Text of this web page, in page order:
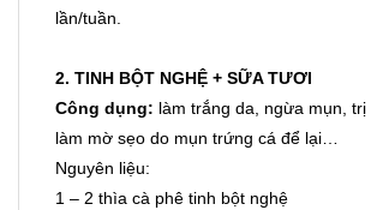
lần/tuần.
2. TINH BỘT NGHỆ + SỮA TƯƠI
Công dụng: làm trắng da, ngừa mụn,
làm mờ sẹo do mụn trứng cá để lại…
Nguyên liệu:
1 – 2 thìa cà phê tinh bột nghệ